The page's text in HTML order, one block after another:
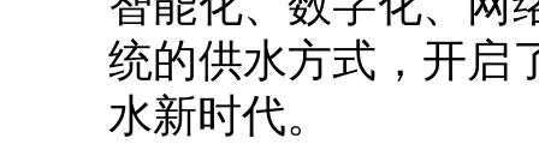
统的供水方式，开启
水新时代。